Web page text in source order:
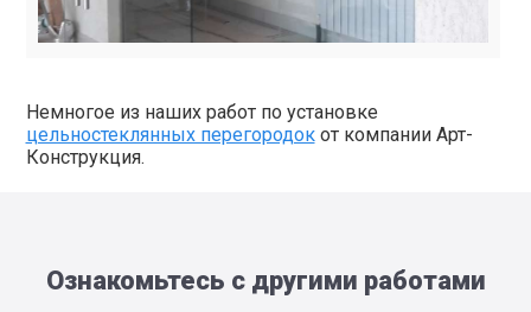
Немногое из наших работ по установке
цельностеклянных перегородокот компании Арт-
Конструкция.
Ознакомьтесь с другими работами